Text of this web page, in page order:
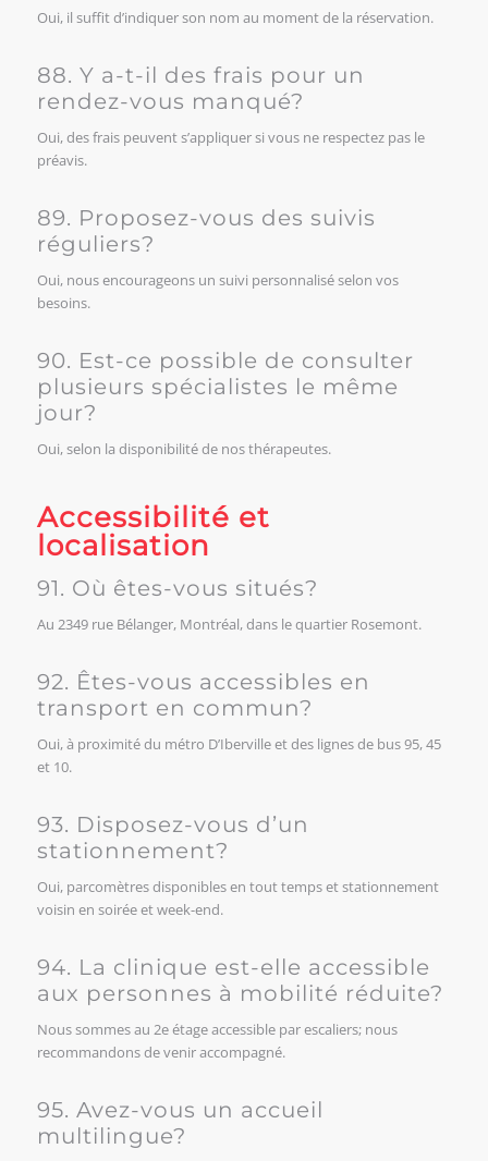
Oui, il suffit d’indiquer son nom au moment de la réservation.
88. Y a-t-il des frais pour un
rendez-vous manqué?
Oui, des frais peuvent s’appliquer si vous ne respectez pas le
préavis.
89. Proposez-vous des suivis
réguliers?
Oui, nous encourageons un suivi personnalisé selon vos
besoins.
90. Est-ce possible de consulter
plusieurs spécialistes le même
jour?
Oui, selon la disponibilité de nos thérapeutes.
Accessibilité et
localisation
91. Où êtes-vous situés?
Au 2349 rue Bélanger, Montréal, dans le quartier Rosemont.
92. Êtes-vous accessibles en
transport en commun?
Oui, à proximité du métro D’Iberville et des lignes de bus 95, 45
et 10.
93. Disposez-vous d’un
stationnement?
Oui, parcomètres disponibles en tout temps et stationnement
voisin en soirée et week-end.
94. La clinique est-elle accessible
aux personnes à mobilité réduite?
Nous sommes au 2e étage accessible par escaliers; nous
recommandons de venir accompagné.
95. Avez-vous un accueil
multilingue?